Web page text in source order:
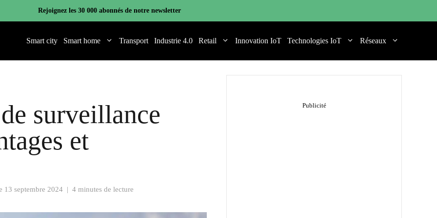
Rejoignez les 30 000 abonnés de notre newsletter
Smart city Smart home Transport Industrie 4.0 Retail Innovation IoT Technologies IoT Réseaux
surveillance
et
13 septembre 2024 | 4 minutes de lecture